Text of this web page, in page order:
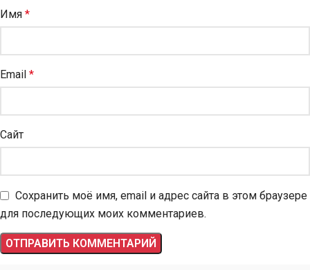
Имя *
Email *
Сайт
Сохранить моё имя, email и адрес сайта в этом браузере
для последующих моих комментариев.